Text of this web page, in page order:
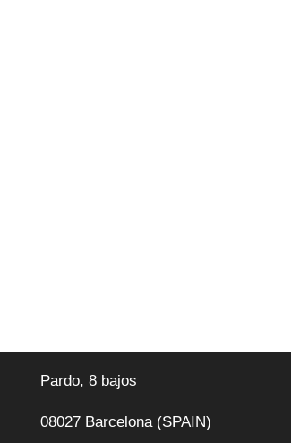
Pardo, 8 bajos
08027 Barcelona (SPAIN)